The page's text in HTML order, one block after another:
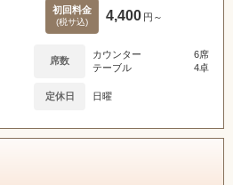
初回料金
(税サ込) 4,400 円～
席数
カウンター
6席
テーブル
4卓
定休日 日曜